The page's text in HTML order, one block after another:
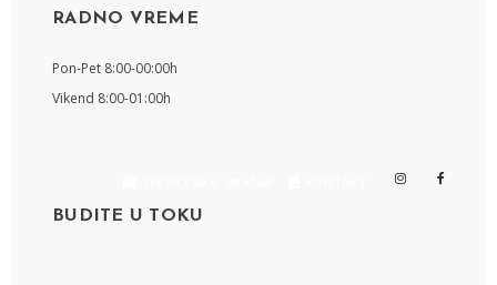
RADNO VREME
Pon-Pet 8:00-00:00h
Vikend 8:00-01:00h
BUDITE U TOKU